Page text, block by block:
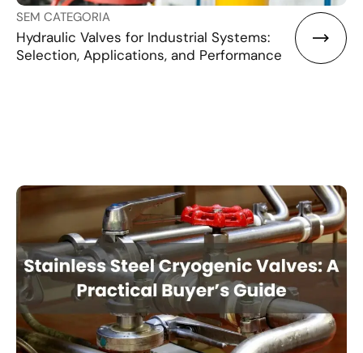
SEM CATEGORIA
Hydraulic Valves for Industrial Systems:
Selection, Applications, and Performance